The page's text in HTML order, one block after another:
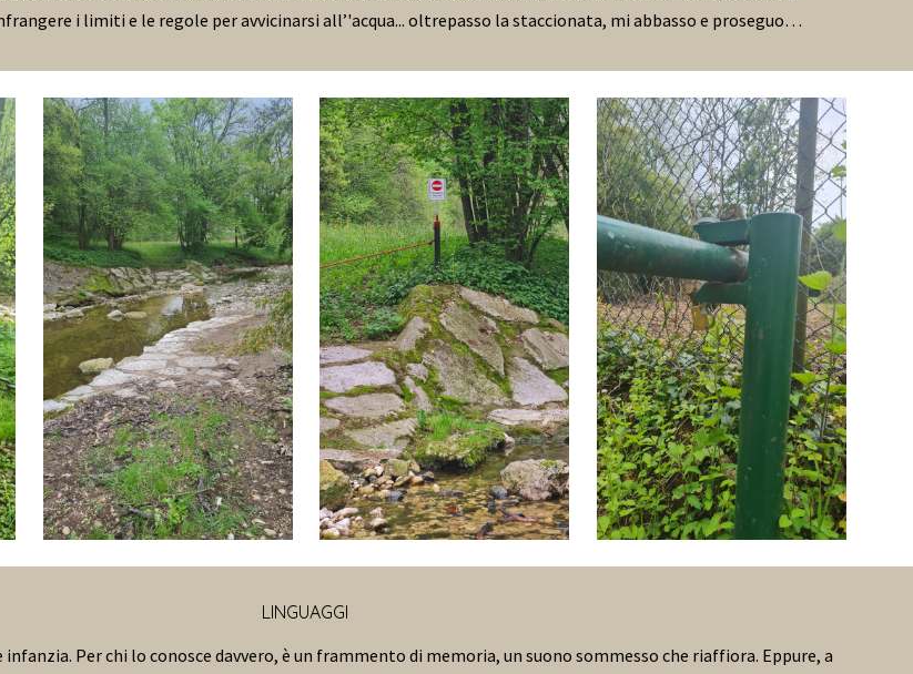
i limiti e le regole per avvicinarsi all’'acqua... oltrepasso la staccionata, mi abbasso e proseguo…
LINGUAGGI
Per chi lo conosce davvero, è un frammento di memoria, un suono sommesso che riaffiora. Eppure, a